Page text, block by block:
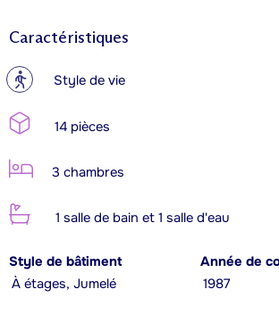
Caractéristiques
? Style de vie
14 pièces
3 chambres
1 salle de bain et 1 salle d'eau
Style de bâtiment
À étages, Jumelé
Année de
1987